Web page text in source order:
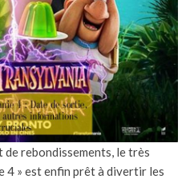
rebondissements, le très
4 » est enfin prêt à divertir les